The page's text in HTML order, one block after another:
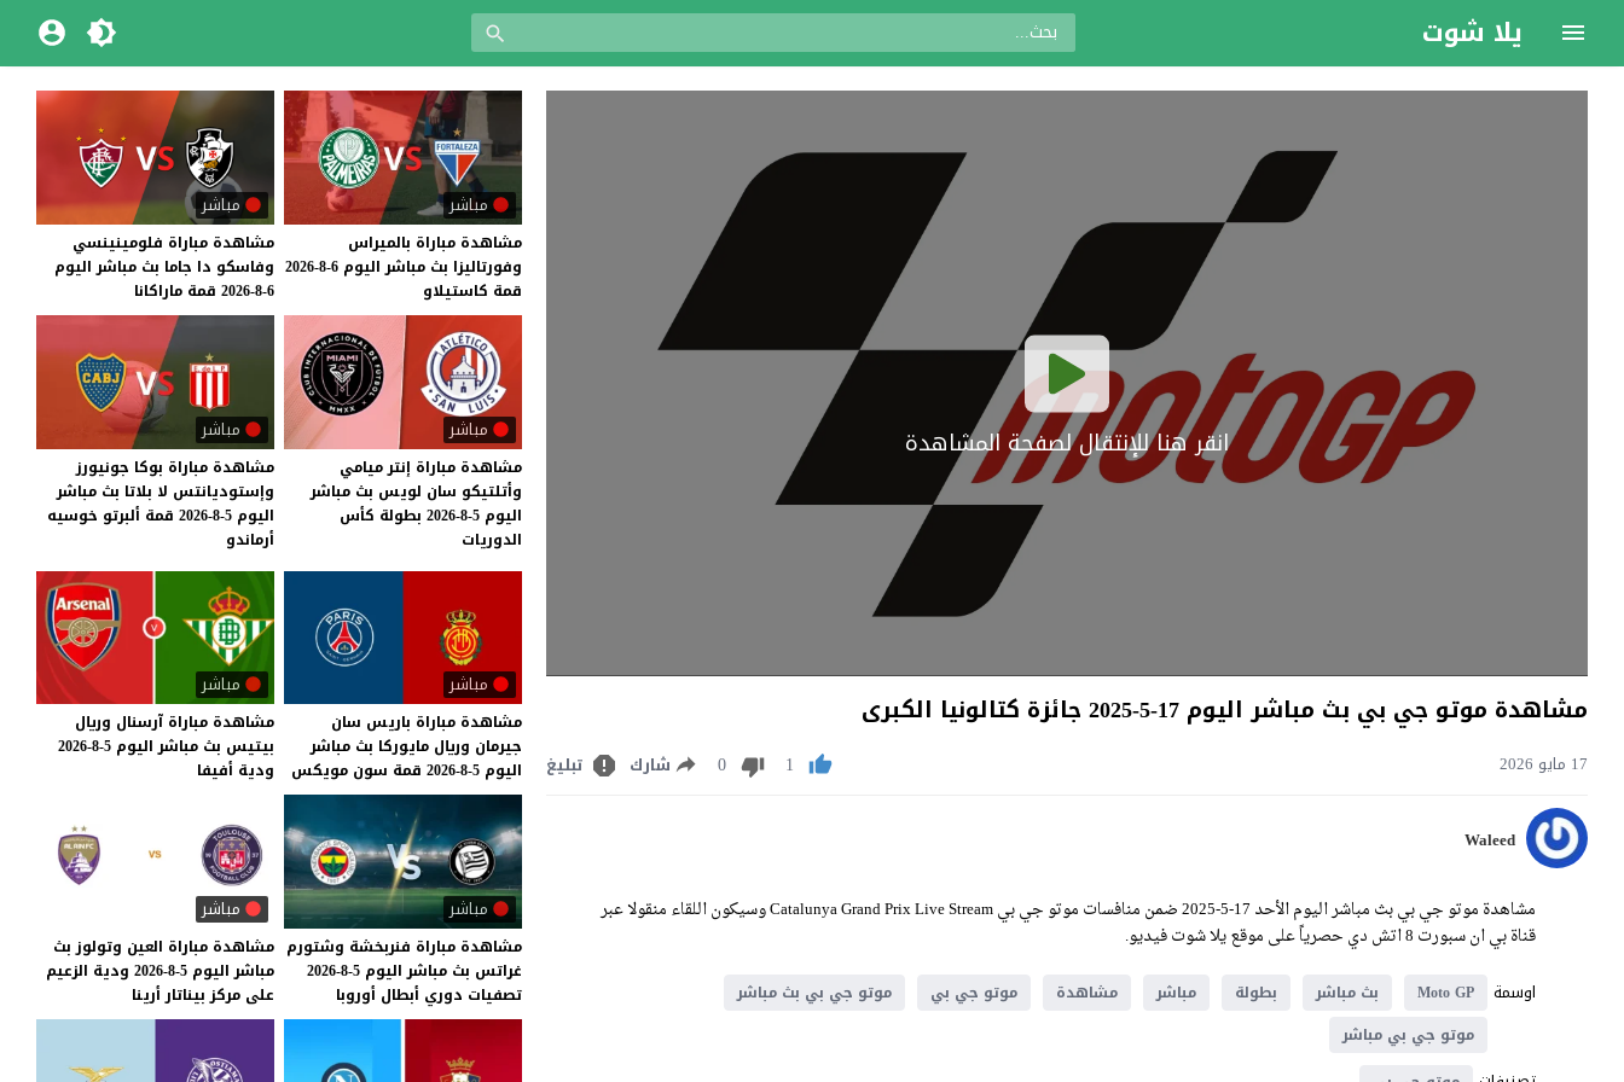
يلا شوت
انقر هنا للإنتقال لصفحة المشاهدة
مشاهدة موتو جي بي بث مباشر اليوم 17-5-2025 جائزة كتالونيا الكبرى
17 مايو 2026 1
0 شارك تبليغ
Waleed
مشاهدة موتو جي بي بث مباشر اليوم الأحد 17-5-2025 ضمن منافسات موتو جي بي Catalunya Grand Prix Live Stream وسيكون اللقاء منقولا عبر
قناة بي ان سبورت 8 اتش دي حصرياً على موقع يلا شوت فيديو.
اوسمة
Moto GP بث مباشر بطولة مباشر مشاهدة موتو جي بي
موتو جي بي بث مباشر
موتو جي بي مباشر
مباشر
مشاهدة مباراة بالميراس
وفورتاليزا بث مباشر اليوم 6-8-2026
قمة كاستيلاو
مباشر
مشاهدة مباراة فلومينينسي
وفاسكو دا جاما بث مباشر اليوم
6-8-2026
قمة ماراكانا
مباشر
مشاهدة مباراة إنتر ميامي
وأتلتيكو سان لويس بث مباشر
اليوم 5-8-2026 بطولة كأس
الدوريات
مباشر
مشاهدة مباراة بوكا جونيورز
وإستوديانتس لا بلاتا بث مباشر
اليوم 5-8-2026 قمة ألبرتو خوسيه
أرماندو
مباشر
مشاهدة مباراة باريس سان
جيرمان وريال مايوركا بث مباشر
اليوم 5-8-2026 قمة سون مويكس
مباشر
مشاهدة مباراة آرسنال وريال
بيتيس بث مباشر اليوم 5-8-2026
ودية أفيفا
مباشر
مشاهدة مباراة فنربخشة وشتورم
غراتس بث مباشر اليوم 5-8-2026
تصفيات دوري أبطال أوروبا
مباشر
مشاهدة مباراة العين وتولوز بث
مباشر اليوم 5-8-2026 ودية الزعيم
على مركز بيناتار أرينا